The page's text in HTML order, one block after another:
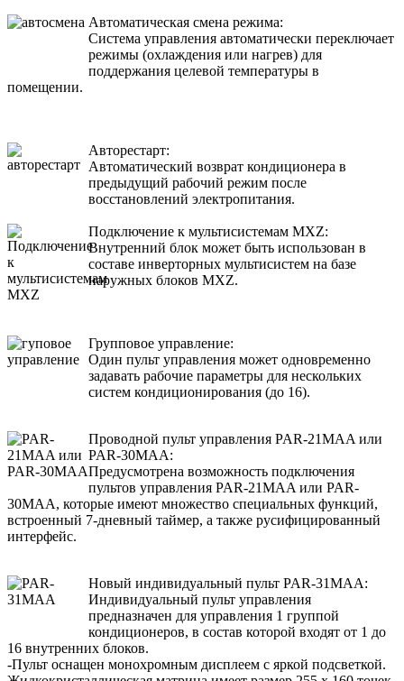
Автоматическая смена режима:
Система управления автоматически переключает
режимы (охлаждения или нагрев) для
поддержания целевой температуры в
помещении.
Авторестарт:
Автоматический возврат кондиционера в
предыдущий рабочий режим после
восстановлений электропитания.
Подключение к мультисистемам MXZ:
Внутренний блок может быть использован в
составе инверторных мультисистем на базе
наружных блоков MXZ.
Групповое управление:
Один пульт управления может одновременно
задавать рабочие параметры для нескольких
систем кондиционирования (до 16).
Проводной пульт управления PAR-21MAA или
PAR-30MAA:
Предусмотрена возможность подключения
пультов управления PAR-21MAA или PAR-
30MAA, которые имеют множество специальных функций,
встроенный 7-дневный таймер, а также русифицированный
интерфейс.
Новый индивидуальный пульт PAR-31MAA:
Индивидуальный пульт управления
предназначен для управления 1 группой
кондиционеров, в состав которой входят от 1 до
16 внутренних блоков.
-Пульт оснащен монохромным дисплеем с яркой подсветкой.